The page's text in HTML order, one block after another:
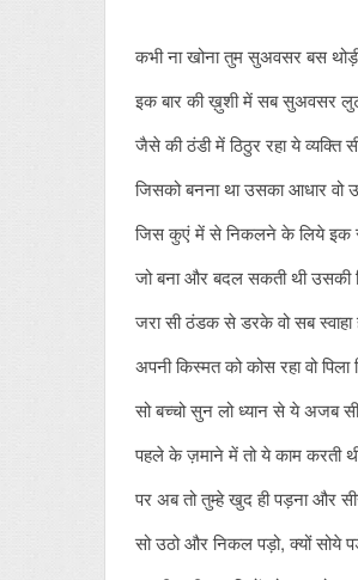
कभी ना खोना तुम सुअवसर बस
इक बार की ख़ुशी में सब सुअवसर
जैसे की ठंडी में ठिठुर रहा ये व्यक्ति
जिसको बनना था उसका आधार वो
जिस कुएं में से निकलने के लिये इक
जो बना और बदल सकती थी उसकी
जरा सी ठंडक से डरके वो सब स्वाहा
अपनी किस्मत को कोस रहा वो पिला
सो बच्चो सुन लो ध्यान से ये अजब
पहले के ज़माने में तो ये काम करती थीं
पर अब तो तुम्हे खुद ही पड़ना और
सो उठो और निकल पड़ो, क्यों सोये